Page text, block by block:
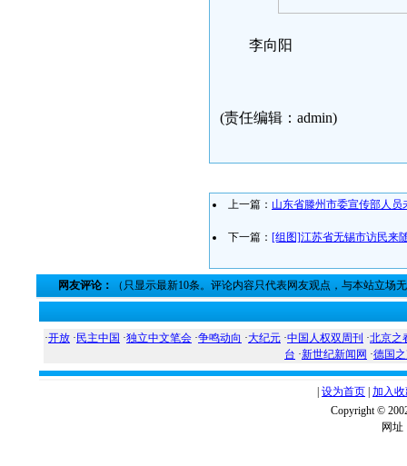
李向阳
(责任编辑：admin)
上一篇： 山东省滕州市委宣传部人员
下一篇： [组图]江苏省无锡市访民来
网友评论： （只显示最新10条。评论内容只代表网友观点，与本站立场
·开放 · 民主中国 ·独立中文笔会 ·争鸣动向 ·大纪元 ·中国人权双周刊 ·北京之
台 ·新世纪新闻网 ·德国
设为首页 加入
Copyright ©
网址